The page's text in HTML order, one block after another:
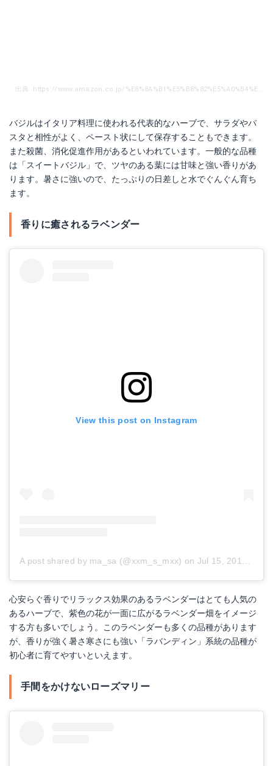
バジルはイタリア料理に使われる代表的なハーブで、サラダやパ
スタと相性がよく、ペースト状にして保存することもできます。
また殺菌、消化促進作用があるといわれています。一般的な品種
は「スイートバジル」で、ツヤのある葉には甘味と強い香りがあ
ります。暑さに強いので、たっぷりの日差しと水でぐんぐん育ち
ます。
香りに癒されるラベンダー
View this post on Instagram
A post shared by ma_sa (@xxm_s_mxx) on Jul 15, 2017 at 12:32am PDT
心安らぐ香りでリラックス効果のあるラベンダーはとても人気の
あるハーブで、紫色の花が一面に広がるラベンダー畑をイメージ
する方も多いでしょう。このラベンダーも多くの品種があります
が、香りが強く暑さ寒さにも強い「ラバンディン」系統の品種が
初心者に育てやすいといえます。
手間をかけないローズマリー